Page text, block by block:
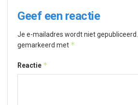
Geef een reactie
Je e-mailadres wordt niet gepubliceerd.
gemarkeerd met *
Reactie *